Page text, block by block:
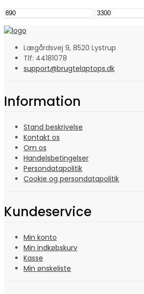
Mindste
Højeste
Lægårdsvej 9, 8520 Lystrup
Tlf: 44181078
support@brugtelaptops.dk
Information
Stand beskrivelse
Kontakt os
Om os
Handelsbetingelser
Persondatapolitik
Cookie og persondatapolitik
Kundeservice
Min konto
Min indkøbskurv
Kasse
Min ønskeliste